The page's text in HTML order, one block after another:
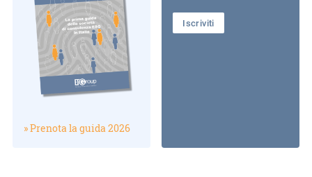
» Prenota la guida 2026
Iscriviti